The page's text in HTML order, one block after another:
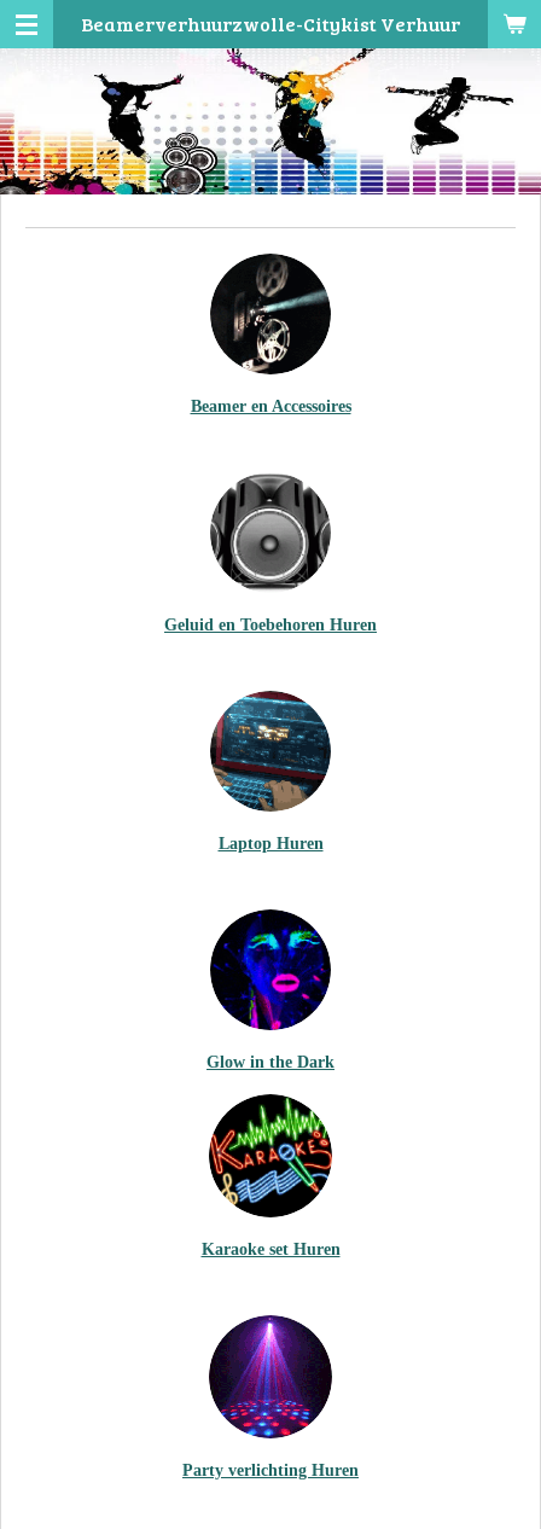
Ga
de
hoofdinhoud
Beamerverhuurzwolle-Citykist Verhuur
Beamer en Accessoires
Geluid en Toebehoren Huren
Laptop Huren
Glow in the Dark
Karaoke set Huren
Party verlichting Huren